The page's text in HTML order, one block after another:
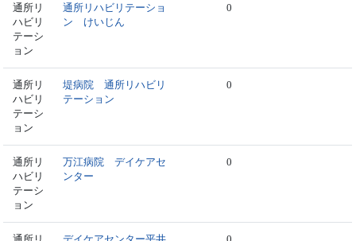
通所リ
ハビリ
テーシ
ョン
通所リハビリテーショ
ン けいじん
0
通所リ
ハビリ
テーシ
ョン
堤病院 通所リハビリ
テーション
0
通所リ
ハビリ
テーシ
ョン
万江病院 デイケアセ
ンター
0